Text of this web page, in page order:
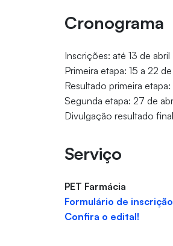
Cronograma
Inscrições: até 13 de abril
Primeira etapa: 15 a 22
Resultado primeira
Segunda etapa: 27 de
Divulgação resultado
Serviço
PET Farmácia
Formulário de inscrição
Confira o edital!